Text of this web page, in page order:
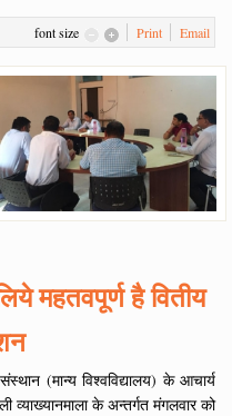
font size Print Email
महतवपूर्ण है वितीय
(मान्य विश्वविद्यालय) के आचार्य
व्याख्यानमाला के अन्तर्गत मंगलवार को